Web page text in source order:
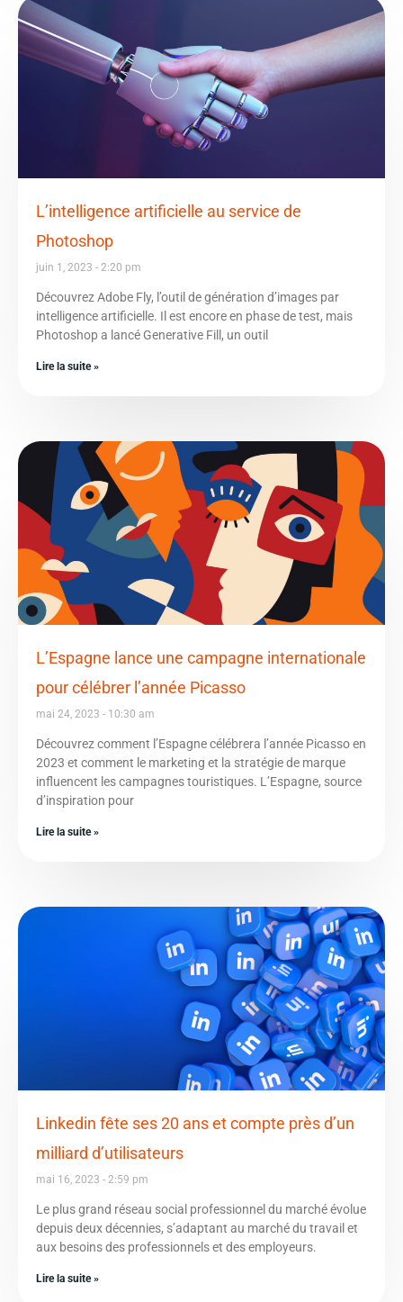
L’intelligence artificielle au service de
Photoshop
juin 1, 2023 2:20 pm
Découvrez Adobe Fly, l’outil de génération d’images par
intelligence artificielle. Il est encore en phase de test, mais
Photoshop a lancé Generative Fill, un outil
Lire la suite »
L’Espagne lance une campagne internationale
pour célébrer l’année Picasso
mai 24, 2023 10:30 am
Découvrez comment l’Espagne célébrera l’année Picasso en
2023 et comment le marketing et la stratégie de marque
influencent les campagnes touristiques. L’Espagne, source
d’inspiration pour
Lire la suite »
Linkedin fête ses 20 ans et compte près d’un
milliard d’utilisateurs
mai 16, 2023 2:59 pm
Le plus grand réseau social professionnel du marché évolue
depuis deux décennies, s’adaptant au marché du travail et
aux besoins des professionnels et des employeurs.
Lire la suite »